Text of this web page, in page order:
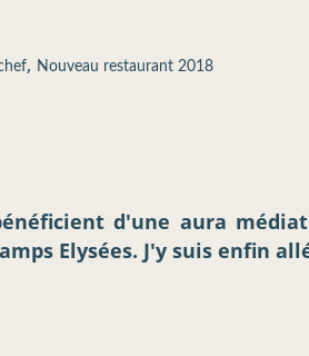
, Nouveau restaurant 2018
d'une aura
Elysées. J'y suis enfin